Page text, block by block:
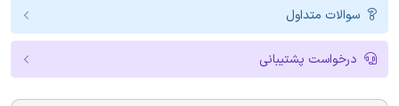
سوالات متداول
درخواست پشتیبانی